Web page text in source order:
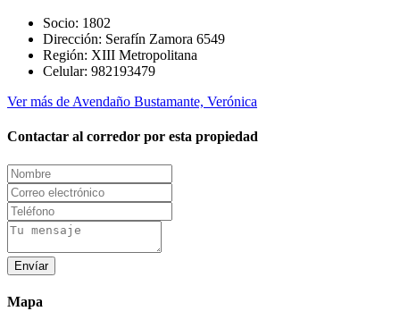
Socio: 1802
Dirección: Serafín Zamora 6549
Región: XIII Metropolitana
Celular: 982193479
Ver más de Avendaño Bustamante, Verónica
Contactar al corredor por esta propiedad
Envíar
Mapa